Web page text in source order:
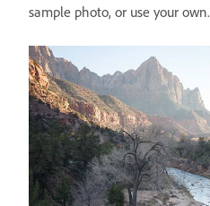
sample photo, or use your own.